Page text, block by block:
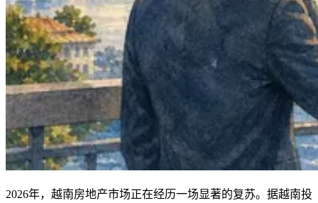
2026年，越南房地产市场正在经历一场显著的复苏。据越南投